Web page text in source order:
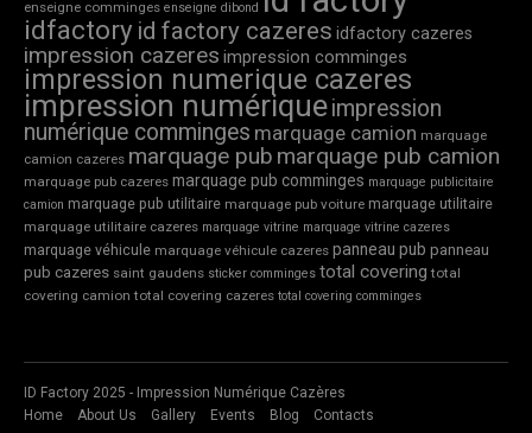
enseigne comminges enseigne dibond
idfactory id factory cazeres idfactory cazeres
impression cazeres impression comminges
impression numerique cazeres
impression numériqueimpression
numérique comminges marquage camion marquage
camion cazeres marquage pub marquage pub camion
marquage pub cazeres marquage pub comminges marquage publicitaire
camion marquage pub utilitaire marquage pub voiture marquage utilitaire
marquage utilitaire cazeres marquage vitrine marquage vitrine cazeres
marquage véhicule marquage véhicule cazeres panneau pub panneau
pub cazeres saint gaudens sticker comminges total covering total
covering camion total covering cazeres total covering comminges
ID Factory 2025 - Impression Numérique Cazères
Home
About Us Gallery Events Blog Contacts